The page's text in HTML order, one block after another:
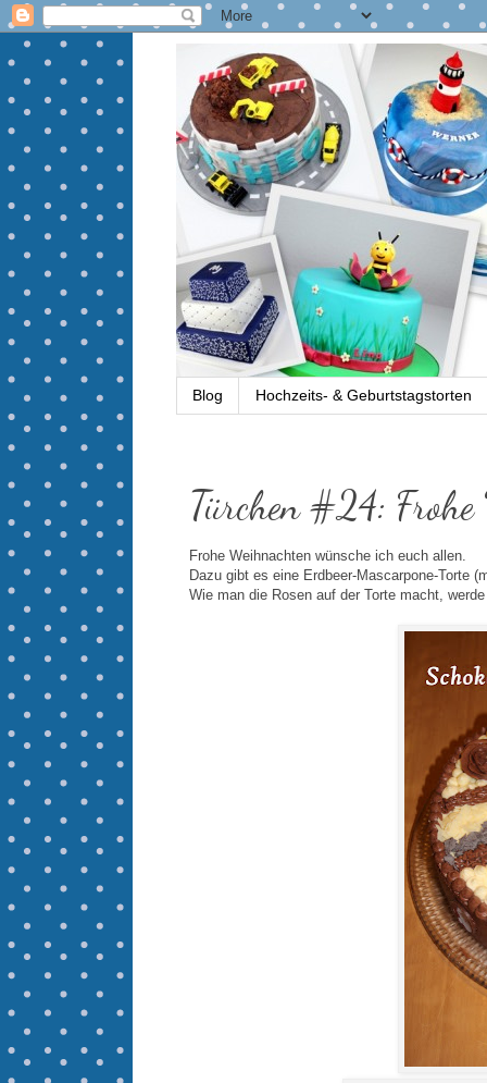
Blog Hochzeits- & Geburtstagstorten
Türchen #24:
Frohe Weihnachten wünsche ich euch allen.
Dazu gibt es eine Erdbeer-Mascarpone-Torte
Wie man die Rosen auf der Torte macht,